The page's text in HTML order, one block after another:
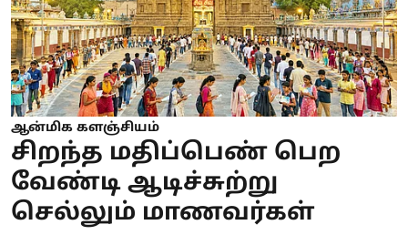
ஆன்மிக களஞ்சியம்
சிறந்த மதிப்பெண் பெற
வேண்டி ஆடிச்சுற்று
செல்லும் மாணவர்கள்